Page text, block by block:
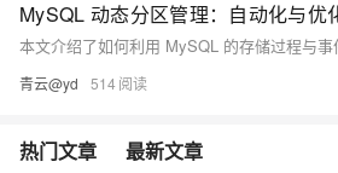
MySQL 动态分区管理：自动化与优
青云@yd 514
热门文章 最新文章